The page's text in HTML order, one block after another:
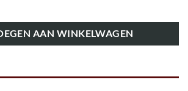
AAN WINKELWAGEN